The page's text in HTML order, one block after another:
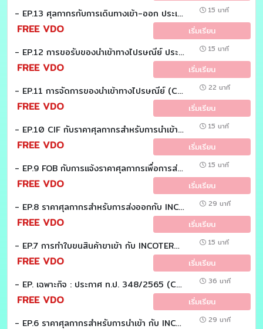
- EP.13 ศุลกากรกับการเดินทางเข้า-ออก ประเทศไทย (Customs EZ (Easy)) 15 นาที
FREE VDO เริ่มเรียน
- EP.12 การขอรับของนำเข้าทางไปรษณีย์ ประเภทที่ 2 และ 3 (Customs EZ (Easy)) 15 นาที
FREE VDO เริ่มเรียน
- EP.11 การจัดการของนำเข้าทางไปรษณีย์ (Customs EZ (Easy)) 22 นาที
FREE VDO เริ่มเรียน
- EP.10 CIF กับราคาศุลกากรสำหรับการนำเข้า (Customs EZ (Easy)) 15 นาที
FREE VDO เริ่มเรียน
- EP.9 FOB กับการแจ้งราคาศุลกากรเพื่อการส่งออก (Customs EZ (Easy)) 15 นาที
FREE VDO เริ่มเรียน
- EP.8 ราคาศุลกากรสำหรับการส่งออกกับ INCOTERMS (Customs EZ (Easy)) 29 นาที
FREE VDO เริ่มเรียน
- EP.7 การทำใบขนสินค้าขาเข้า กับ INCOTERMS (Customs EZ (Easy)) 15 นาที
FREE VDO เริ่มเรียน
- EP. เฉพาะกิจ : ประกาศ ท.ป. 348/2565 (Customs EZ (Easy)) 36 นาที
FREE VDO เริ่มเรียน
- EP.6 ราคาศุลกากรสำหรับการนำเข้า กับ INCOTERMS (Customs EZ (Easy)) 29 นาที